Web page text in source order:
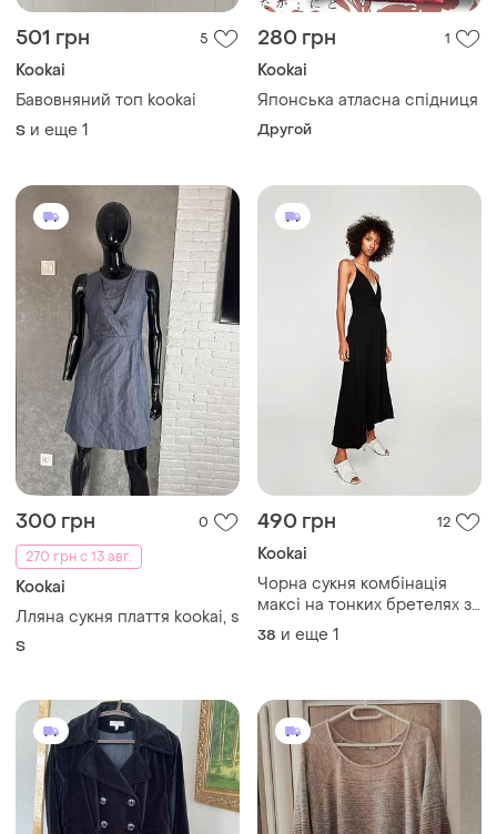
501 грн 5
Kookai
Бавовняний топ kookai
S и еще 1
280 грн 1
Kookai
Японська атласна спідниця
Другой
300 грн
0
270 грн с 13 авг.
Kookai
Лляна сукня плаття kookai, s
S
490 грн 12
Kookai
Чорна сукня комбінація
максі на тонких бретелях з
v-подібним вирізом. це
класичний базовий
38 и еще 1